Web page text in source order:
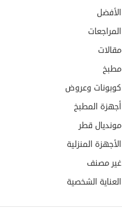
الأفضل
المراجعات
مقالات
مطبخ
كوبونات وعروض
أجهزة المطبخ
مونديال قطر
الأجهزة المنزلية
غير مصنف
العناية الشخصية